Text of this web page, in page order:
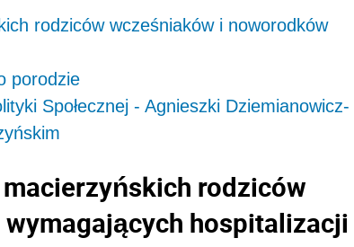
rodziców wcześniaków i noworodków
porodzie
Społecznej - Agnieszki Dziemianowicz-
rodziców
hospitalizacji